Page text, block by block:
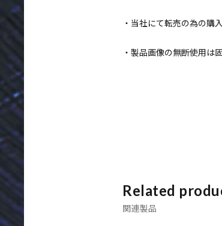
当社にて転売の為の購
製品画像の無断使用は
Related
関連製品